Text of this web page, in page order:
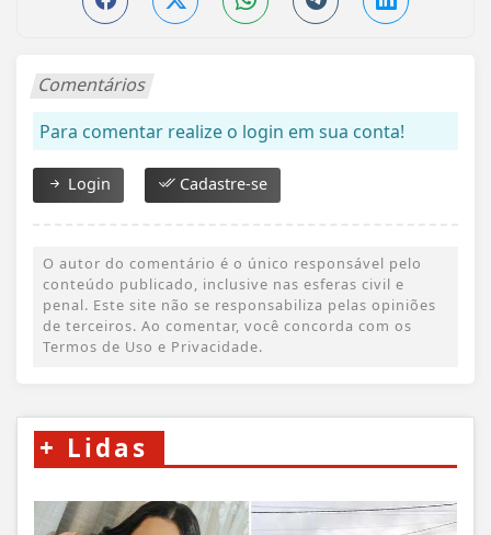
Comentários
Para comentar realize o login em sua conta!
Login Cadastre-se
O autor do comentário é o único responsável pelo
conteúdo publicado, inclusive nas esferas civil e
penal. Este site não se responsabiliza pelas opiniões
de terceiros. Ao comentar, você concorda com os
Termos de Uso e Privacidade.
+ Lidas